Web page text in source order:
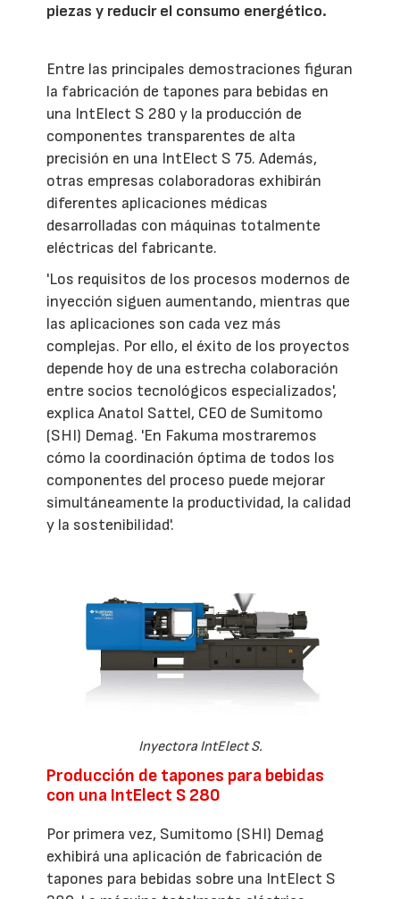
piezas y reducir el consumo energético.
Entre las principales demostraciones figuran
la fabricación de tapones para bebidas en
una IntElect S 280 y la producción de
componentes transparentes de alta
precisión en una IntElect S 75. Además,
otras empresas colaboradoras exhibirán
diferentes aplicaciones médicas
desarrolladas con máquinas totalmente
eléctricas del fabricante.
'Los requisitos de los procesos modernos de
inyección siguen aumentando, mientras que
las aplicaciones son cada vez más
complejas. Por ello, el éxito de los proyectos
depende hoy de una estrecha colaboración
entre socios tecnológicos especializados',
explica Anatol Sattel, CEO de Sumitomo
(SHI) Demag. 'En Fakuma mostraremos
cómo la coordinación óptima de todos los
componentes del proceso puede mejorar
simultáneamente la productividad, la calidad
y la sostenibilidad'.
Inyectora IntElect S.
Producción de tapones para bebidas
con una IntElect S 280
Por primera vez, Sumitomo (SHI) Demag
exhibirá una aplicación de fabricación de
tapones para bebidas sobre una IntElect S